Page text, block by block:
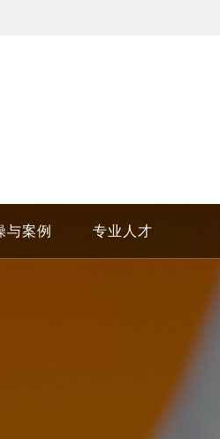
与案例 专业人才